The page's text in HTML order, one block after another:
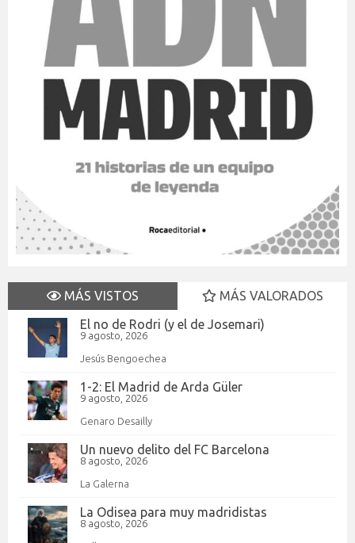
MÁS VISTOS
MÁS VALORADOS
El no de Rodri (y el de Josemari)
9 agosto, 2026
Jesús Bengoechea
1-2: El Madrid de Arda Güler
9 agosto, 2026
Genaro Desailly
Un nuevo delito del FC Barcelona
8 agosto, 2026
La Galerna
La Odisea para muy madridistas
8 agosto, 2026